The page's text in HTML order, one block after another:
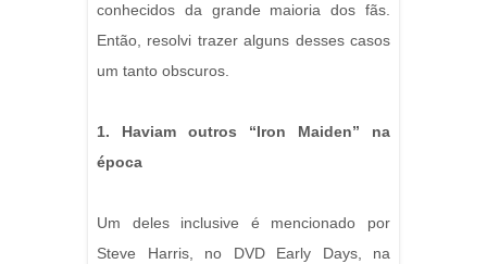
conhecidos da grande maioria dos fãs.
Então, resolvi trazer alguns desses casos
um tanto obscuros.
1. Haviam outros “Iron Maiden” na
época
Um deles inclusive é mencionado por
Steve Harris, no DVD Early Days, na